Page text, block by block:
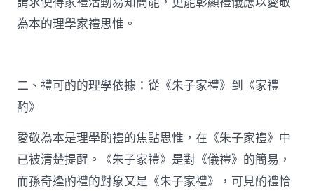
為本的理學家禮思惟。
二、禮可酌的理學依據：從《朱子家禮》到《家禮
酌》
愛敬為本是理學酌禮的焦點思惟，在《朱子家禮》中
已被清楚提醒。《朱子家禮》是對《儀禮》的簡易，
而孫奇逢酌禮的對象又是《朱子家禮》，可見酌禮恰